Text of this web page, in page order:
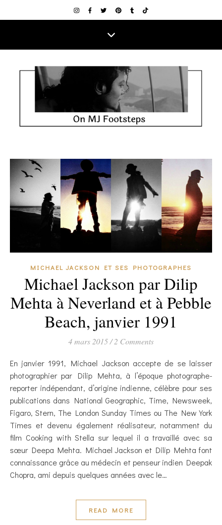
MICHAEL JACKSON ET SES PHOTOGRAPHES
Michael Jackson par Dilip
Mehta à Neverland et à Pebble
Beach, janvier 1991
4 mars 2015/ 2 Comments
En janvier 1991, Michael Jackson accepte de se laisser
photographier par Dilip Mehta, à l’époque photographe-
reporter indépendant, d’origine indienne, célèbre pour ses
publications dans National Geographic, Time, Newsweek,
Figaro, Stern, The London Sunday Times ou The New York
Times et devenu également réalisateur, notamment du
film Cooking with Stella sur lequel il a travaillé avec sa
sœur Deepa Mehta. Michael Jackson et Dilip Mehta font
connaissance grâce au médecin et penseur indien Deepak
Chopra, ami depuis quelques années avec le…
READ MORE